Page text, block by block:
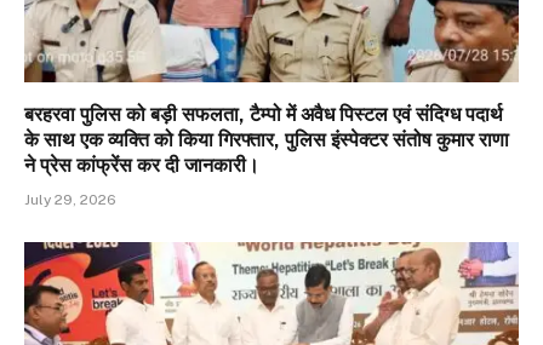
बरहरवा पुलिस को बड़ी सफलता, टैम्पो में अवैध पिस्टल एवं संदिग्ध पदार्थ
के साथ एक व्यक्ति को किया गिरफ्तार, पुलिस इंस्पेक्टर संतोष कुमार राणा
ने प्रेस कांफ्रेंस कर दी जानकारी।
July 29, 2026